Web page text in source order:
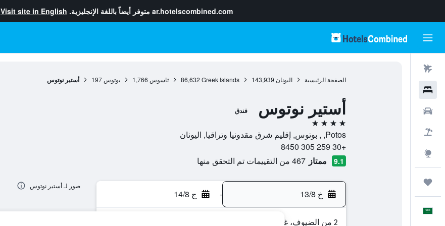
ar.hotelscombined.com متوفر أيضاً باللغة الإنجليزية. Visit site in English
الصفحة الرئيسية اليونان 143,939
Greek Islands
86,632 ثاسوس 1,766 بوتوس 197 أستير نوتوس
أستير نوتوس فندق
4 نجوم
Potos, , بوتوس, إقليم شرق مقدونيا وتراقيا, اليونان
+30 259 305 8450
9.1 ممتاز 467 من التقييمات تم التحقق منها
خ 13/8 - ج 14/8
2 من الضيوف، غرفة واحدة
صور لـ أستير نوتوس